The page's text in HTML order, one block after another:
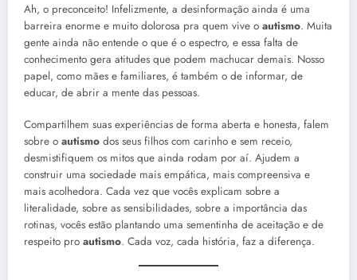
Ah, o preconceito! Infelizmente, a desinformação ainda é uma
barreira enorme e muito dolorosa pra quem vive o autismo. Muita
gente ainda não entende o que é o espectro, e essa falta de
conhecimento gera atitudes que podem machucar demais. Nosso
papel, como mães e familiares, é também o de informar, de
educar, de abrir a mente das pessoas.
Compartilhem suas experiências de forma aberta e honesta, falem
sobre o autismo dos seus filhos com carinho e sem receio,
desmistifiquem os mitos que ainda rodam por aí. Ajudem a
construir uma sociedade mais empática, mais compreensiva e
mais acolhedora. Cada vez que vocês explicam sobre a
literalidade, sobre as sensibilidades, sobre a importância das
rotinas, vocês estão plantando uma sementinha de aceitação e de
respeito pro autismo. Cada voz, cada história, faz a diferença.